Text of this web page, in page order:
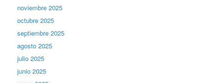
noviembre 2025
octubre 2025
septiembre 2025
agosto 2025
julio 2025
junio 2025